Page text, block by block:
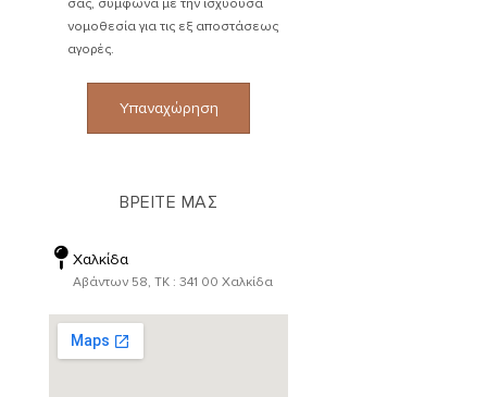
σας, σύμφωνα με την ισχύουσα
νομοθεσία για τις εξ αποστάσεως
αγορές.
Υπαναχώρηση
ΒΡΕΙΤΕ ΜΑΣ
Χαλκίδα
Αβάντων 58, ΤΚ : 341 00 Χαλκίδα